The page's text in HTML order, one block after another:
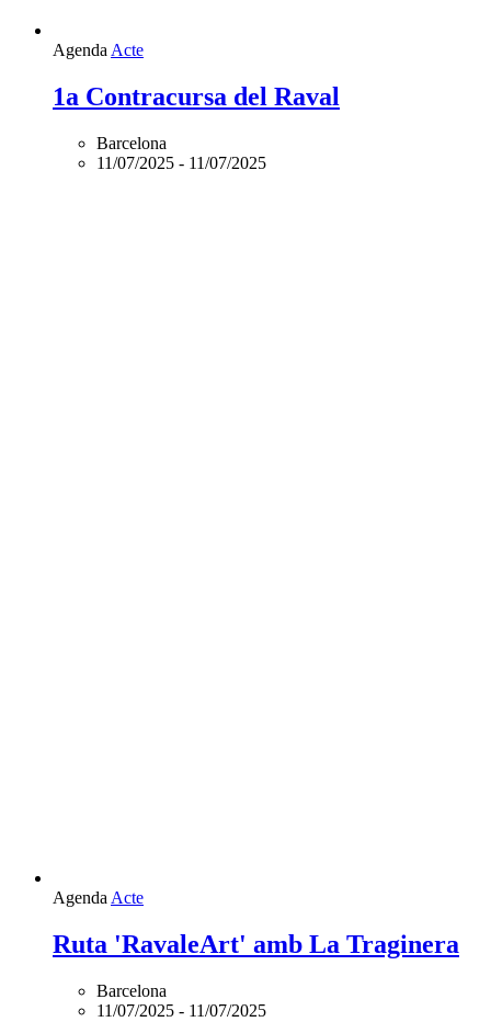
Agenda Acte
1a Contracursa del Raval
Barcelona
11/07/2025 - 11/07/2025
Agenda Acte
Ruta 'RavaleArt' amb La Traginera
Barcelona
11/07/2025 - 11/07/2025